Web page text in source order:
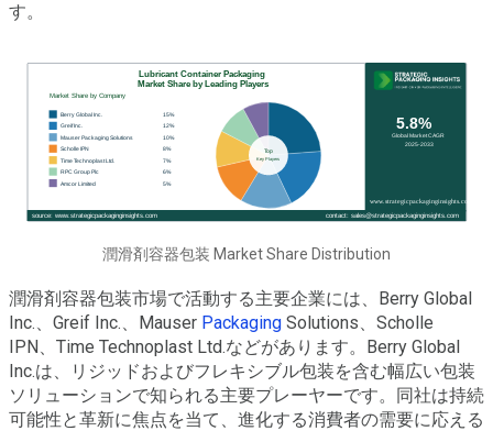
す。
潤滑剤容器包装 Market Share Distribution
潤滑剤容器包装市場で活動する主要企業には、Berry Global
Inc.、Greif Inc.、Mauser Packaging Solutions、Scholle
IPN、Time Technoplast Ltd.などがあります。Berry Global
Inc.は、リジッドおよびフレキシブル包装を含む幅広い包装
ソリューションで知られる主要プレーヤーです。同社は持続
可能性と革新に焦点を当て、進化する消費者の需要に応える